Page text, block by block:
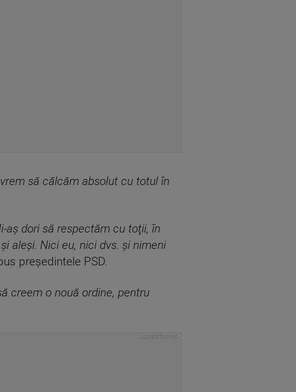
să călcăm absolut cu totul în
aş dori să respectăm cu toţii, în
aleşi. Nici eu, nici dvs. şi nimeni
preşedintele PSD.
creem o nouă ordine, pentru